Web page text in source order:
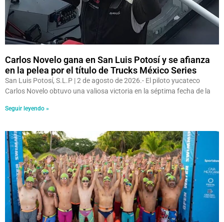
Carlos Novelo gana en San Luis Potosí y se afianza
en la pelea por el título de Trucks México Series
San Luis Potosí, S.L.P | 2 de agosto de 2026.- El piloto yucateco
Carlos Novelo obtuvo una valiosa victoria en la séptima fecha de la
Seguir leyendo »